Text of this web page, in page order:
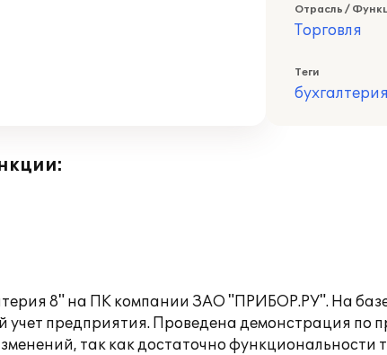
Отрасль /
Торговля
Теги
бухгалтерия
8" на ПК компании ЗАО "ПРИБОР.РУ". На
учет предприятия. Проведена демонстрация по
так как достаточно функциональности